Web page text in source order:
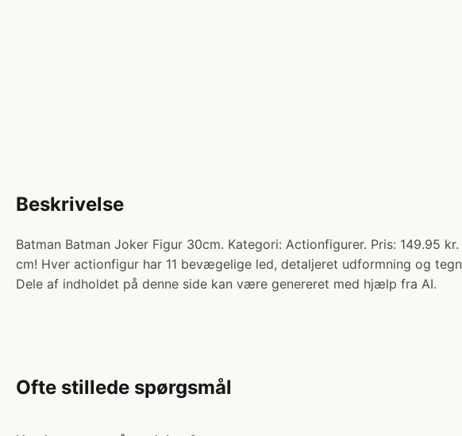
Beskrivelse
Batman Batman Joker Figur 30cm. Kategori: Actionfigurer. Pris: 149.95
cm! Hver actionfigur har 11 bevægelige led, detaljeret udformning og
Dele af indholdet på denne side kan være genereret med hjælp fra AI.
Ofte stillede spørgsmål